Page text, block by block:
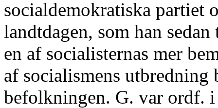
socialdemokratiska partiet
landtdagen, som han
en af socialisternas mer
af socialismens utbredning
befolkningen. G. var ordf. i